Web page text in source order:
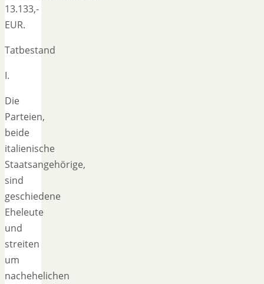
13.133,-
EUR.
Tatbestand
I.
Die
Parteien,
beide
italienische
Staatsangehörige,
sind
geschiedene
Eheleute
und
streiten
um
nachehelichen